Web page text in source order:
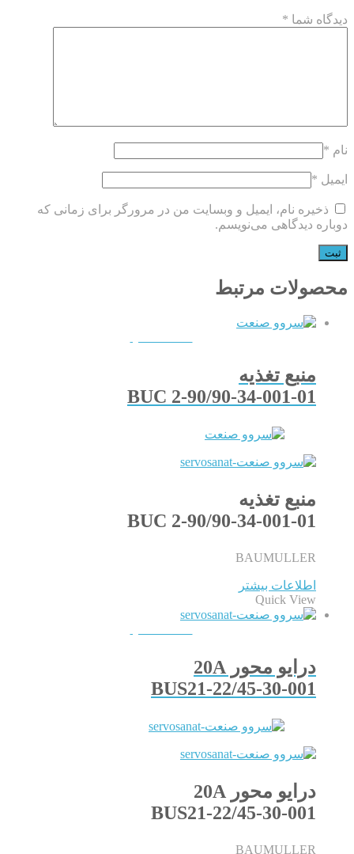
دیدگاه شما *
نام *
ایمیل *
ذخیره نام، ایمیل و وبسایت من در مرورگر برای زمانی که
دوباره دیدگاهی می‌نویسم.
محصولات مرتبط
منبع تغذیه
BUC 2-90/90-34-001-01
منبع تغذیه
BUC 2-90/90-34-001-01
BAUMULLER
اطلاعات بیشتر
Quick View
درایو محور 20A
BUS21-22/45-30-001
درایو محور 20A
BUS21-22/45-30-001
BAUMULLER